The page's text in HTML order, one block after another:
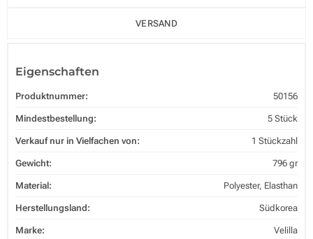
VERSAND
Eigenschaften
Produktnummer: 50156
Mindestbestellung: 5 Stück
Verkauf nur in Vielfachen von: 1 Stückzahl
Gewicht: 796 gr
Material: Polyester, Elasthan
Herstellungsland: Südkorea
Marke: Velilla